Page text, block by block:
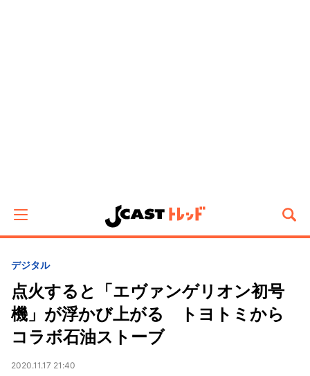
デジタル
点火すると「エヴァンゲリオン初号
機」が浮かび上がる トヨトミから
コラボ石油ストーブ
2020.11.17 21:40